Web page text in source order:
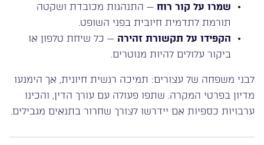
שמרו על קור רוח — התנהגות מכובדת ושקטה
תורמת לתדמית חיובית בפני השופט.
הקפידו על תקשורת זהירה — כל שיחת טלפון או
ביקור עלולים להיות מנוטרים.
לבני משפחה של עצורים: תמיכה רגשית חיונית, אך הימנעו
מדיון בפרטי המקרה. שתפו פעולה עם עורך הדין, והכינו
ערבויות כספיות אם יידרשו לצורך שחרור בתנאים מגבילים.